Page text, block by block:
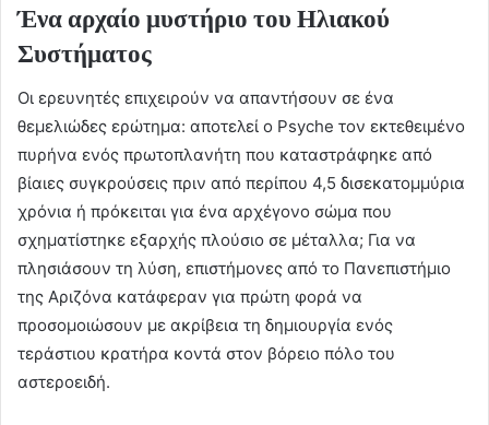
Ένα αρχαίο μυστήριο του Ηλιακού
Συστήματος
Οι ερευνητές επιχειρούν να απαντήσουν σε ένα
θεμελιώδες ερώτημα: αποτελεί ο Psyche τον εκτεθειμένο
πυρήνα ενός πρωτοπλανήτη που καταστράφηκε από
βίαιες συγκρούσεις πριν από περίπου 4,5 δισεκατομμύρια
χρόνια ή πρόκειται για ένα αρχέγονο σώμα που
σχηματίστηκε εξαρχής πλούσιο σε μέταλλα; Για να
πλησιάσουν τη λύση, επιστήμονες από το Πανεπιστήμιο
της Αριζόνα κατάφεραν για πρώτη φορά να
προσομοιώσουν με ακρίβεια τη δημιουργία ενός
τεράστιου κρατήρα κοντά στον βόρειο πόλο του
αστεροειδή.